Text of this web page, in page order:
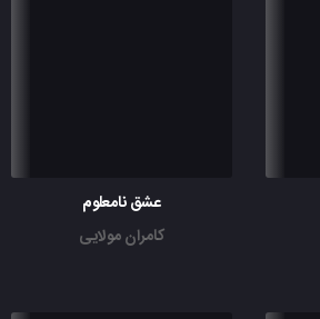
عشق نامعلوم
کامران مولایی